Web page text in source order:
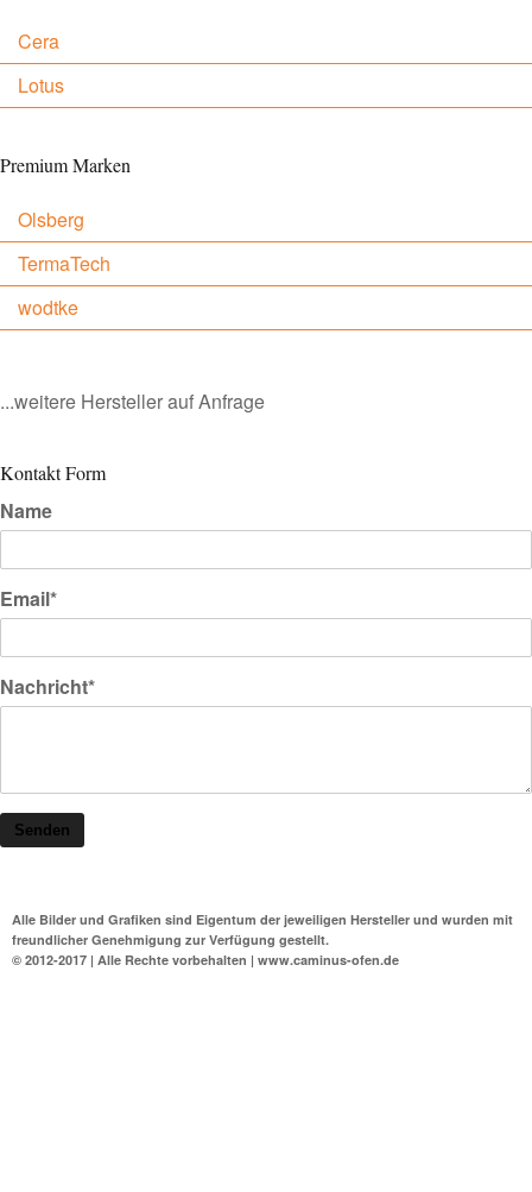
Cera
Lotus
Premium Marken
Olsberg
TermaTech
wodtke
...weitere Hersteller auf Anfrage
Kontakt Form
Name
Email*
Nachricht*
Senden
Alle Bilder und Grafiken sind Eigentum der jeweiligen Hersteller und wurden mit
freundlicher Genehmigung zur Verfügung gestellt.
© 2012-2017 | Alle Rechte vorbehalten | www.caminus-ofen.de